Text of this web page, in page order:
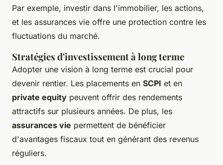
Par exemple, investir dans l'immobilier, les actions,
et les assurances vie offre une protection contre les
fluctuations du marché.
Stratégies d'investissement à long terme
Adopter une vision à long terme est crucial pour
devenir rentier. Les placements en SCPI et en
private equity peuvent offrir des rendements
attractifs sur plusieurs années. De plus, les
assurances vie permettent de bénéficier
d'avantages fiscaux tout en générant des revenus
réguliers.